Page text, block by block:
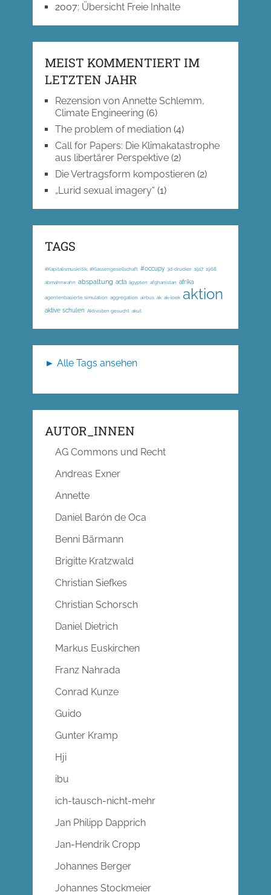
2007: Übersicht Freie Inhalte
MEIST KOMMENTIERT IM
LETZTEN JAHR
Rezension von Annette Schlemm,
Climate Engineering (6)
The problem of mediation(4)
Call for Papers: Die Klimakatastrophe
aus libertärer Perspektive(2)
Die Vertragsform kompostieren(2)
„Lurid sexual imagery“ (1)
TAGS
#Kapitalismuskritik; #Klassengesellschaft #occupy 3d-drucker 1917 1968
abmahnwahn abspaltung acta ägypten afghanistan afrika
agentenbasierte simulation aggregation airbus ak ak-loek aktion
aktive schulen Aktivisten gesucht akut
► Alle Tags ansehen
AUTOR_INNEN
AG Commons und Recht
Andreas Exner
Annette
Daniel Barón de Oca
Benni Bärmann
Brigitte Kratzwald
Christian Siefkes
Christian Schorsch
Daniel Dietrich
Markus Euskirchen
Franz Nahrada
Conrad Kunze
Guido
Gunter Kramp
Hji
ibu
ich-tausch-nicht-mehr
Jan Philipp Dapprich
Jan-Hendrik Cropp
Johannes Berger
Johannes Stockmeier